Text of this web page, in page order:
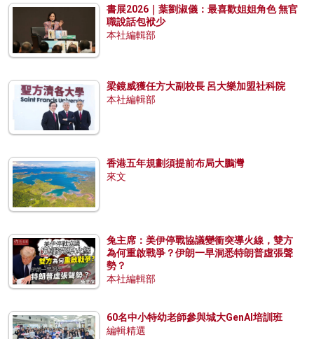
書展2026｜葉劉淑儀：最喜歡姐姐角色 無官
職說話包袱少
本社編輯部
梁鏡威獲任方大副校長 呂大樂加盟社科院
本社編輯部
香港五年規劃須提前布局大鵬灣
來文
兔主席：美伊停戰協議變衝突導火線，雙方
為何重啟戰爭？伊朗一早洞悉特朗普虛張聲
勢？
本社編輯部
60名中小特幼老師參與城大GenAI培訓班
編輯精選